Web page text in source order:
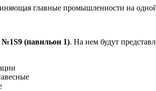
главные промышленности на одной
№1S9 (павильон 1). На нем будут